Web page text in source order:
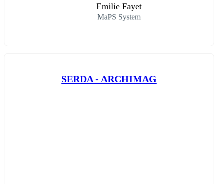
Emilie Fayet
MaPS System
SERDA - ARCHIMAG